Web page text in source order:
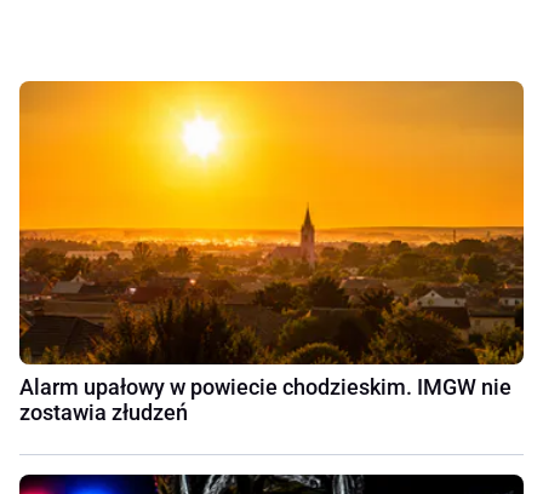
Alarm upałowy w powiecie chodzieskim. IMGW nie
zostawia złudzeń